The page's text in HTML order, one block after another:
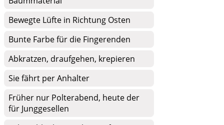
Bewegte Lüfte in Richtung Osten
Bunte Farbe für die Fingerenden
Abkratzen, draufgehen, krepieren
Sie fährt per Anhalter
Früher nur Polterabend, heute der
für Junggesellen